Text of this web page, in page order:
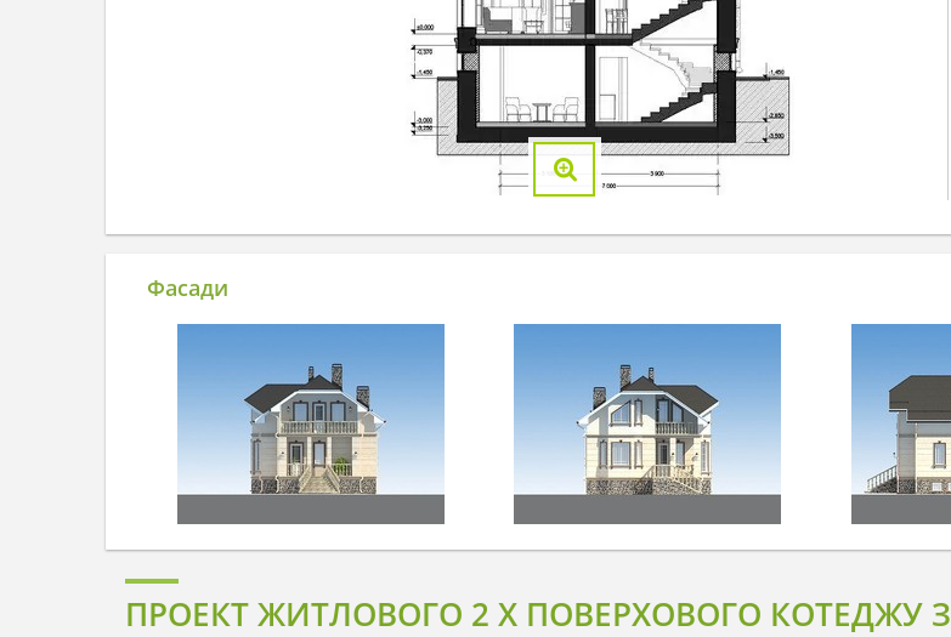
Фасади
ПРОЕКТ ЖИТЛОВОГО 2 Х ПОВЕРХОВОГО